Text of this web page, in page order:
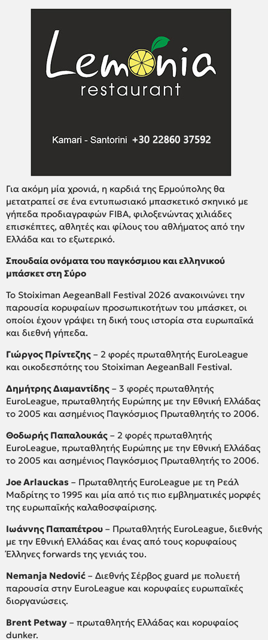
Για ακόμη μία χρονιά, η καρδιά της Ερμούπολης θα
μετατραπεί σε ένα εντυπωσιακό μπασκετικό σκηνικό με
γήπεδα προδιαγραφών FIBA, φιλοξενώντας χιλιάδες
επισκέπτες, αθλητές και φίλους του αθλήματος από την
Ελλάδα και το εξωτερικό.
Σπουδαία ονόματα του παγκόσμιου και ελληνικού
μπάσκετ στη Σύρο
Το Stoiximan AegeanBall Festival 2026 ανακοινώνει την
παρουσία κορυφαίων προσωπικοτήτων του μπάσκετ, οι
οποίοι έχουν γράψει τη δική τους ιστορία στα ευρωπαϊκά
και διεθνή γήπεδα.
Γιώργος Πρίντεζης – 2 φορές πρωταθλητής EuroLeague
και οικοδεσπότης του Stoiximan AegeanBall Festival.
Δημήτρης Διαμαντίδης – 3 φορές πρωταθλητής
EuroLeague, πρωταθλητής Ευρώπης με την Εθνική Ελλάδας
το 2005 και ασημένιος Παγκόσμιος Πρωταθλητής το 2006.
Θοδωρής Παπαλουκάς – 2 φορές πρωταθλητής
EuroLeague, πρωταθλητής Ευρώπης με την Εθνική Ελλάδας
το 2005 και ασημένιος Παγκόσμιος Πρωταθλητής το 2006.
Joe Arlauckas – Πρωταθλητής EuroLeague με τη Ρεάλ
Μαδρίτης το 1995 και μία από τις πιο εμβληματικές μορφές
της ευρωπαϊκής καλαθοσφαίρισης.
Ιωάννης Παπαπέτρου – Πρωταθλητής EuroLeague, διεθνής
με την Εθνική Ελλάδας και ένας από τους κορυφαίους
Έλληνες forwards της γενιάς του.
Nemanja Nedović – Διεθνής Σέρβος guard με πολυετή
παρουσία στην EuroLeague και κορυφαίες ευρωπαϊκές
διοργανώσεις.
Brent Petway – πρωταθλητής Ελλάδας και κορυφαίος
dunker.